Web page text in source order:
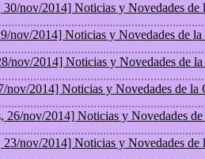
nov/2014] Noticias y Novedades de
nov/2014] Noticias y Novedades de
nov/2014] Noticias y Novedades de
nov/2014] Noticias y Novedades de la
26/nov/2014] Noticias y Novedades
nov/2014] Noticias y Novedades de